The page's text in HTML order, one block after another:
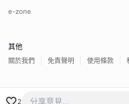
2
e-zone
其他
關於我們 免責聲明 使用條款
香港經濟日報版權所有©